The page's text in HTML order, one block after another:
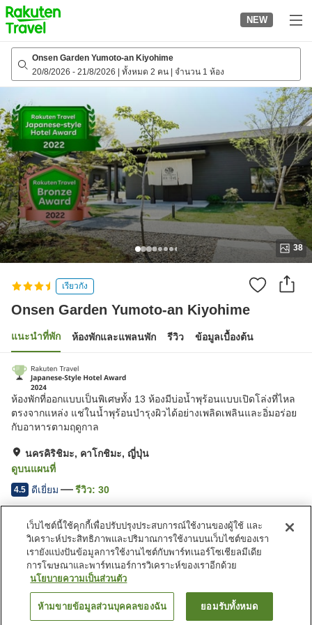
to
top
page
NEW
Onsen Garden Yumoto-an Kiyohime
20/8/2026 - 21/8/2026 ทั้งหมด 2 คน จำนวน 1 ห้อง
38
เรียวกัง
Onsen Garden Yumoto-an Kiyohime
แนะนำที่พัก ห้องพักและแพลนพัก รีวิว ข้อมูลเบื้องต้น
ห้องพักที่ออกแบบเป็นพิเศษทั้ง 13 ห้องมีบ่อน้ำพุร้อนแบบเปิดโล่งที่ไหล
ตรงจากแหล่ง แช่ในน้ำพุร้อนบำรุงผิวได้อย่างเพลิดเพลินและอิ่มอร่อย
กับอาหารตามฤดูกาล
นครคิริชิมะ, คาโกชิมะ, ญี่ปุ่น
ดูบนแผนที่
4.5 ดีเยี่ยม รีวิว: 30
สิ่งอำนวยความสะดวกในที่พัก
Wi-Fi
ฟิตเนสยิม/ฟิตเนสคลับ
ห้องอาหารส่วนตัว
บาร์
หน้าแรก ญี่ปุ่น คาโกชิมะ
นครคิริชิมะ
Onsen Garden Yumoto-an Kiyohimeค้นหาห้องพัก
เว็บไซต์นี้ใช้คุกกี้เพื่อปรับปรุงประสบการณ์ใช้งานของผู้ใช้ และ
วิเคราะห์ประสิทธิภาพและปริมาณการใช้งานบนเว็บไซต์ของเรา
เรายังแบ่งปันข้อมูลการใช้งานไซต์กับพาร์ทเนอร์โซเชียลมีเดีย
การโฆษณาและพาร์ทเนอร์การวิเคราะห์ของเราอีกด้วย
นโยบายความเป็นส่วนตัว
ห้ามขายข้อมูลส่วนบุคคลของฉัน ยอมรับทั้งหมด